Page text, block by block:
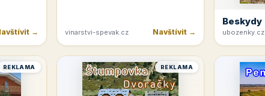
→ vinarstvi-spevak.cz Navštívit →
Beskydy
ubozenky.cz
REKLAMA REKLAMA